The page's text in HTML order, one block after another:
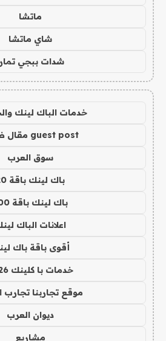
ماتشا
شاي ماتشا
شدات ببجي
خدمات الباك لينك
guest post مقال ضيف
سوق العرب
باك لينك باقة 20
باك لينك باقة 100
اعلانات الباك
أقوى باقة باك
خدمات با كلينك 2026
موقع تجاربنا تجارب
ديوان العرب
مشاريع